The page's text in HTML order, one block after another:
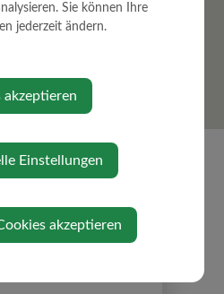
Sie können Ihre
jederzeit ändern.
akzeptieren
Einstellungen
akzeptieren